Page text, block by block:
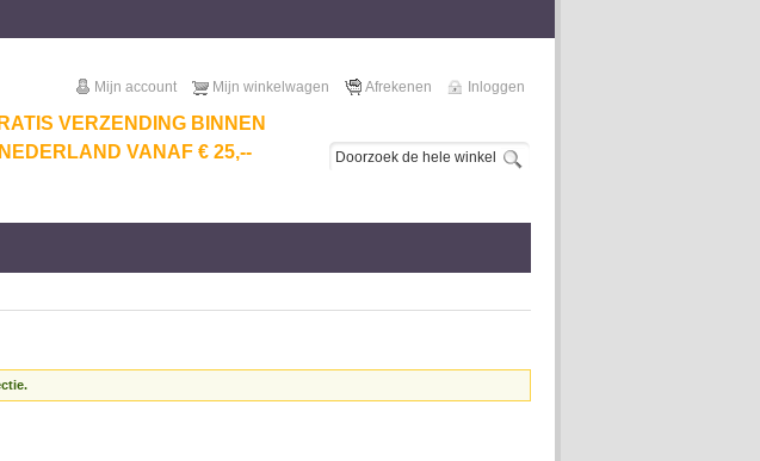
VERZENDING BINNEN
NEDERLAND VANAF € 25,--
Mijn account Mijn winkelwagen Afrekenen Inloggen